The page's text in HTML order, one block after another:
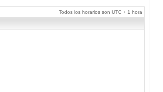
Todos los horarios son UTC + 1 hora